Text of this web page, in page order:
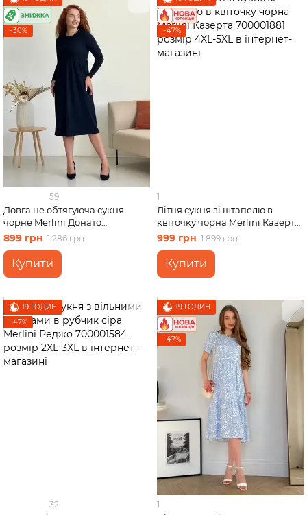
−30%
59
Довга не обтягуюча сукня
чорне Merlini Донато
700001381 розмір 42-44 (S-M)
899 грн 1 286 грн
Купити
−47%
1
Літня сукня зі штапелю в
квіточку чорна Merlini Казерта
700001881 розмір 4XL-5XL
999 грн 1 899 грн
Купити
19 ГОДИН
−47%
32
19 ГОДИН
−47%
1